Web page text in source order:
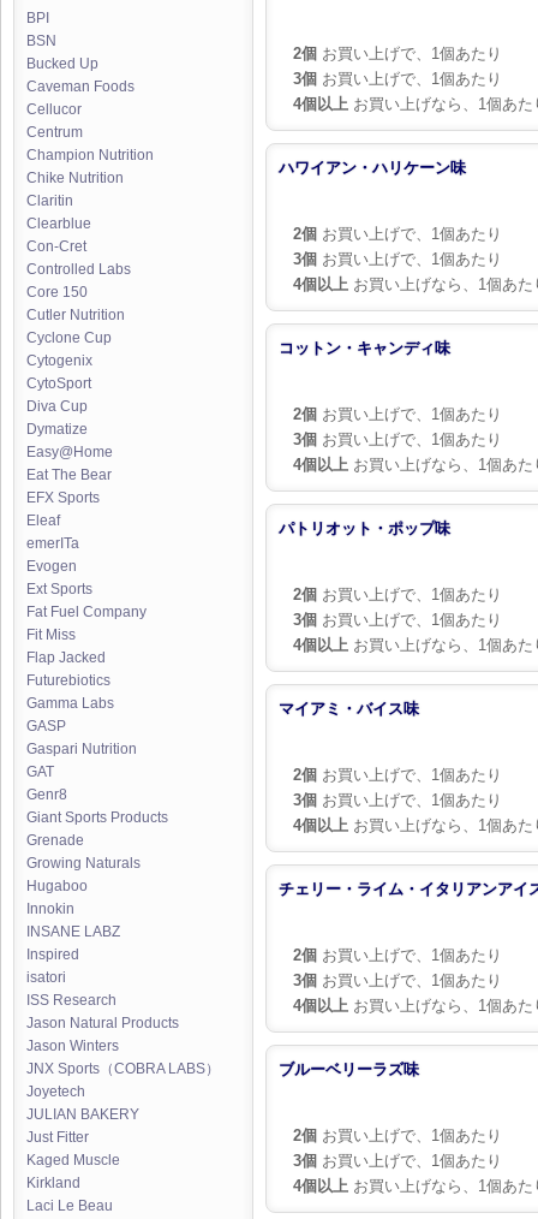
BPI
BSN
Bucked Up
Caveman Foods
Cellucor
Centrum
Champion Nutrition
Chike Nutrition
Claritin
Clearblue
Con-Cret
Controlled Labs
Core 150
Cutler Nutrition
Cyclone Cup
Cytogenix
CytoSport
Diva Cup
Dymatize
Easy@Home
Eat The Bear
EFX Sports
Eleaf
emerITa
Evogen
Ext Sports
Fat Fuel Company
Fit Miss
Flap Jacked
Futurebiotics
Gamma Labs
GASP
Gaspari Nutrition
GAT
Genr8
Giant Sports Products
Grenade
Growing Naturals
Hugaboo
Innokin
INSANE LABZ
Inspired
isatori
ISS Research
Jason Natural Products
Jason Winters
JNX Sports（COBRA LABS）
Joyetech
JULIAN BAKERY
Just Fitter
Kaged Muscle
Kirkland
Laci Le Beau
2個 お買い上げで、1個あたり
3個 お買い上げで、1個あたり
4個以上 お買い上げなら、1個あた
ハワイアン・ハリケーン味
2個 お買い上げで、1個あたり
3個 お買い上げで、1個あたり
4個以上 お買い上げなら、1個あた
コットン・キャンディ味
2個 お買い上げで、1個あたり
3個 お買い上げで、1個あたり
4個以上 お買い上げなら、1個あた
パトリオット・ポップ味
2個 お買い上げで、1個あたり
3個 お買い上げで、1個あたり
4個以上 お買い上げなら、1個あた
マイアミ・バイス味
2個 お買い上げで、1個あたり
3個 お買い上げで、1個あたり
4個以上 お買い上げなら、1個あた
チェリー・ライム・イタリアンアイ
2個 お買い上げで、1個あたり
3個 お買い上げで、1個あたり
4個以上 お買い上げなら、1個あた
ブルーベリーラズ味
2個 お買い上げで、1個あたり
3個 お買い上げで、1個あたり
4個以上 お買い上げなら、1個あた